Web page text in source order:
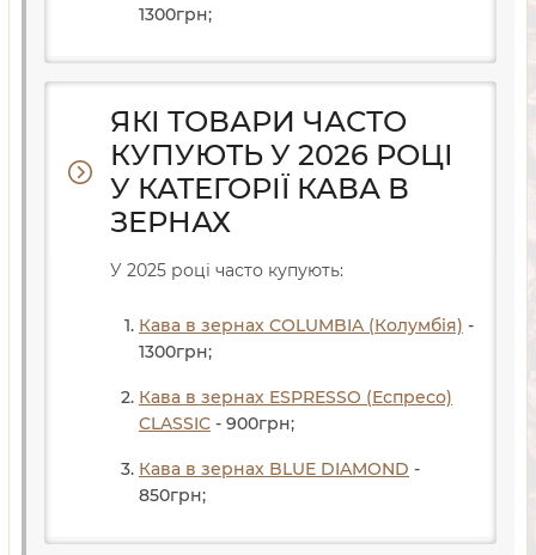
1300грн;
ЯКІ ТОВАРИ ЧАСТО
КУПУЮТЬ У 2026 РОЦІ
У КАТЕГОРІЇ КАВА В
ЗЕРНАХ
У 2025 році часто купують:
Кава в зернах COLUMBIA (Колумбія) -
1300грн;
Кава в зернах ESPRESSO (Еспресо)
CLASSIC - 900грн;
Кава в зернах BLUE DIAMOND -
850грн;